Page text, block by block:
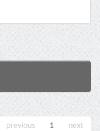
previous 1 next